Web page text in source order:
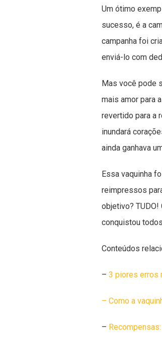
Um ótimo
sucesso, é a
campanha foi
enviá-lo com
Mas você pode
mais amor para
revertido para a
inundará
ainda ganhava
Essa vaquinha
reimpressos
objetivo?
conquistou
Conteúdos
– 3 piores erros
– Como a
–